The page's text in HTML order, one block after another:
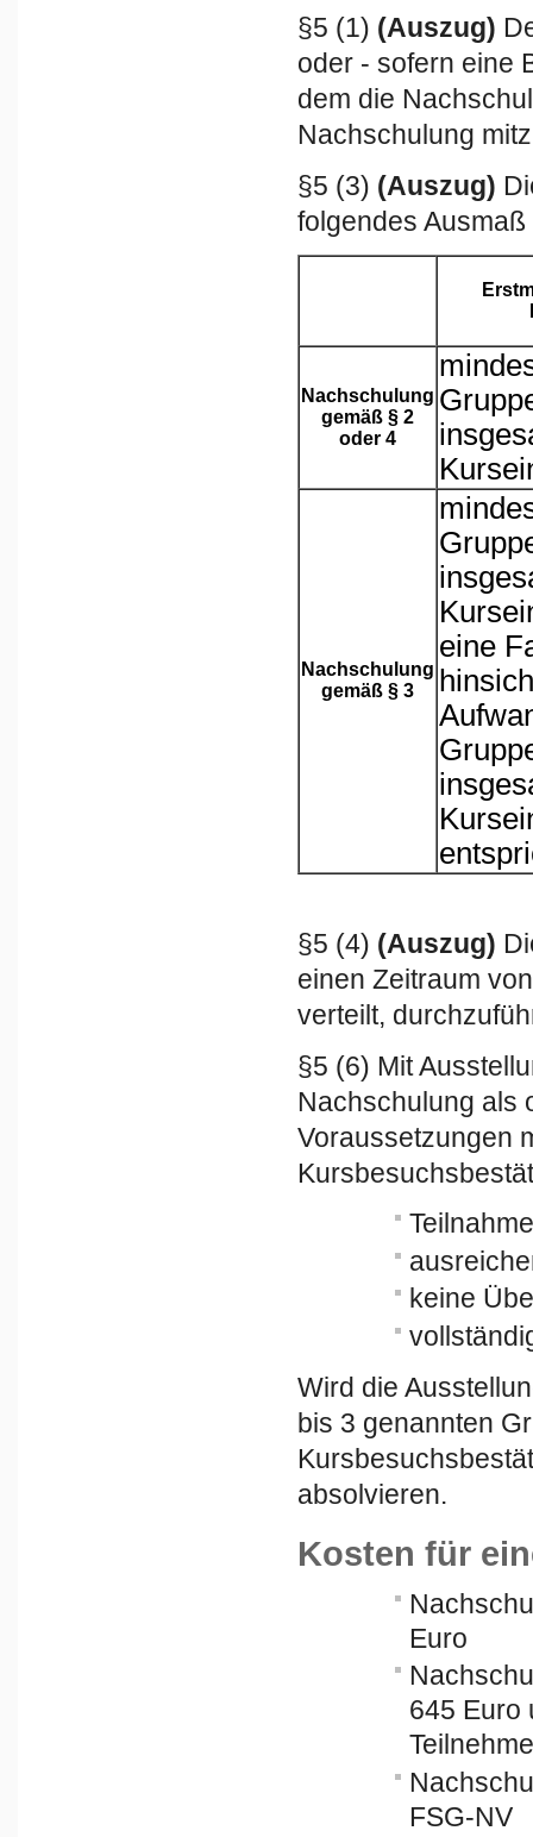
§5 (1) (Auszug)
oder - sofern eine
dem die
Nachschulung
§5 (3) (Auszug)
folgendes
Nachschulung
gemäß § 2
oder 4
Nachschulung
gemäß § 3
eine
§5 (4) (Auszug)
einen Zeitraum
verteilt,
§5 (6) Mit
Nachschulung als
Voraussetzungen
keine
Wird die
bis 3 genannten
absolvieren.
Kosten für
Euro
645 Euro
FSG-NV